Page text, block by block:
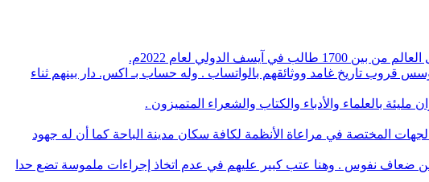
لعام 2022م.
قروب تاريخ غامد ووثائقهم بالواتساب . وله حساب بـ اكس. دار بينهم ثناء
بالعلماء والأدباء والكتاب والشعراء المتميزون .
المختصة في مراعاة الأنظمة لكافة سكان مدينة الباحة كما أن له جهود
من ضعاف نفوس . وهنا عتب كبير عليهم في عدم اتخاذ إجراءات ملموسة تضع حدا